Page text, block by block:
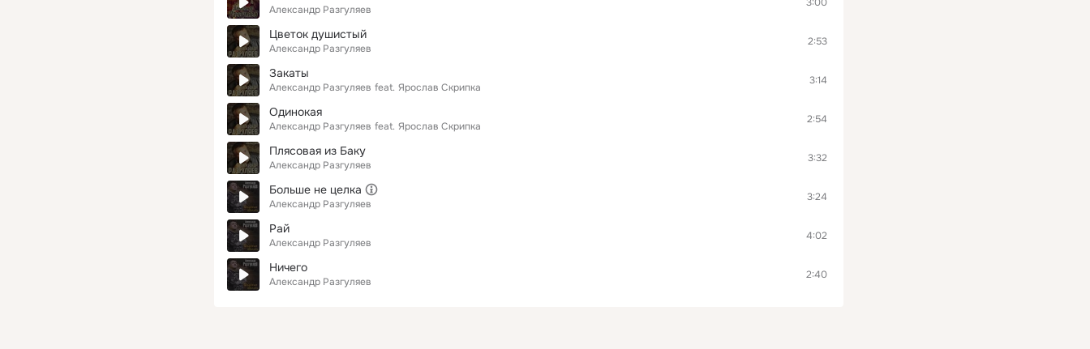
Александр Разгуляев
Цветок душистый
Александр Разгуляев
2:53
Закаты
Александр Разгуляев feat. Ярослав Скрипка
3:14
Одинокая
Александр Разгуляев feat. Ярослав Скрипка
2:54
Плясовая из Баку
Александр Разгуляев
3:32
Больше не целка
Александр Разгуляев
3:24
Рай
Александр Разгуляев
4:02
Ничего
Александр Разгуляев
2:40